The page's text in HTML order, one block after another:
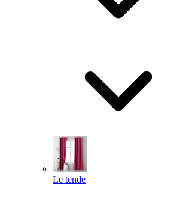
Le tende